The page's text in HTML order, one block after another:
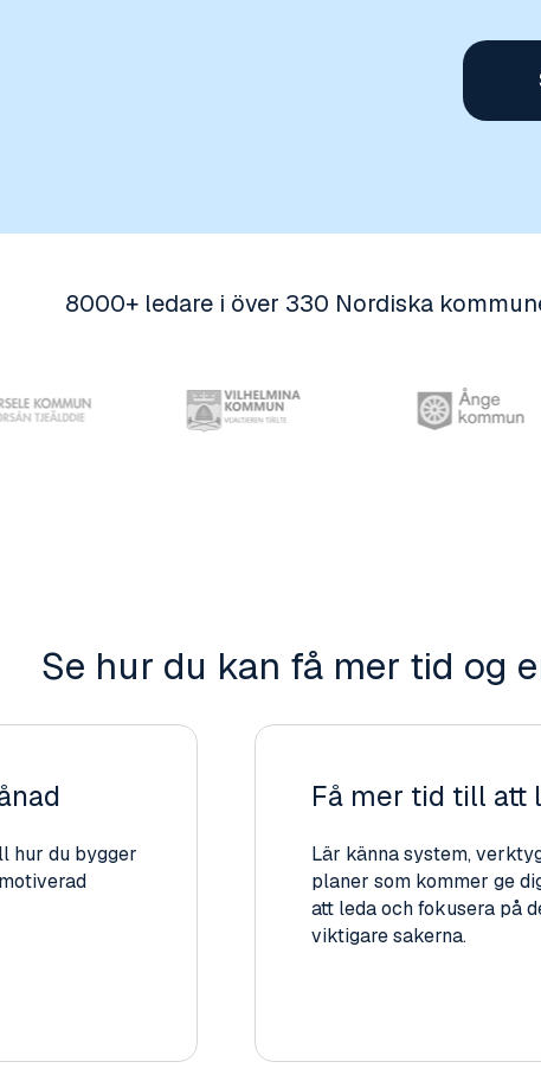
8000+ ledare i över 330 Nordiska
Se hur du kan få mer tid og
hur du bygger
Få mer tid till att
Lär känna system,
planer som kommer ge
att leda och fokusera på
viktigare sakerna.